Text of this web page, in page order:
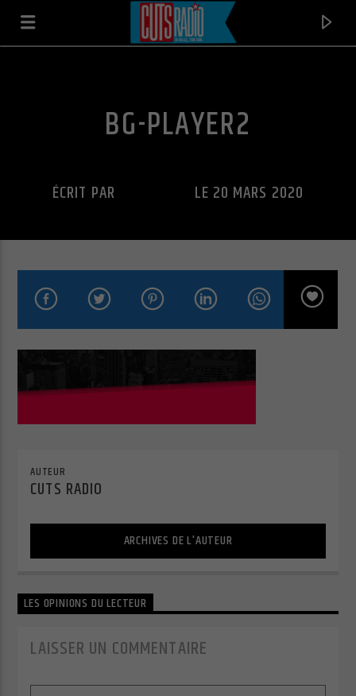
EN CE MOMENT
ITS TRICKY
Cuts Hip Hop R&B
Cuts Latino
Cuts Pop Rock
BG-PLAYER2
ÉCRIT PAR LE 20 MARS 2020
AUTEUR
CUTS RADIO
ARCHIVES DE L'AUTEUR
LES OPINIONS DU LECTEUR
LAISSER UN COMMENTAIRE